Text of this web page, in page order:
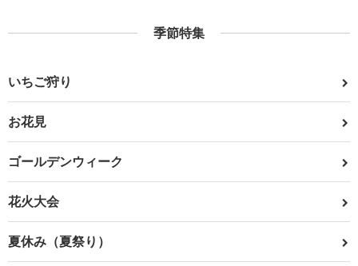
季節特集
いちご狩り
お花見
ゴールデンウィーク
花火大会
夏休み（夏祭り）